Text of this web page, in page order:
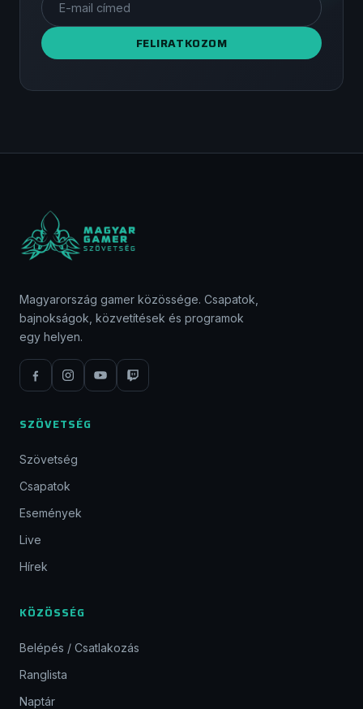
FELIRATKOZOM
Magyarország gamer közössége. Csapatok,
bajnokságok, közvetítések és programok
egy helyen.
SZÖVETSÉG
Szövetség
Csapatok
Események
Live
Hírek
KÖZÖSSÉG
Belépés / Csatlakozás
Ranglista
Naptár